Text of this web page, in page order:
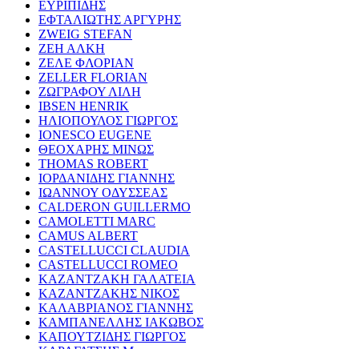
ΕΥΡΙΠΙΔΗΣ
ΕΦΤΑΛΙΩΤΗΣ ΑΡΓΥΡΗΣ
ZWEIG STEFAN
ΖΕΗ ΑΛΚΗ
ΖΕΛΕ ΦΛΟΡΙΑΝ
ZELLER FLORIAN
ΖΩΓΡΑΦΟΥ ΛΙΛΗ
IBSEN HENRIK
ΗΛΙΟΠΟΥΛΟΣ ΓΙΩΡΓΟΣ
IONESCO EUGENE
ΘΕΟΧΑΡΗΣ ΜΙΝΩΣ
THOMAS ROBERT
ΙΟΡΔΑΝΙΔΗΣ ΓΙΑΝΝΗΣ
ΙΩΑΝΝΟΥ ΟΔΥΣΣΕΑΣ
CALDERON GUILLERMO
CAMOLETTI MARC
CAMUS ALBERT
CASTELLUCCI CLAUDIA
CASTELLUCCI ROMEO
ΚΑΖΑΝΤΖΑΚΗ ΓΑΛΑΤΕΙΑ
ΚΑΖΑΝΤΖΑΚΗΣ ΝΙΚΟΣ
ΚΑΛΑΒΡΙΑΝΟΣ ΓΙΑΝΝΗΣ
ΚΑΜΠΑΝΕΛΛΗΣ ΙΑΚΩΒΟΣ
ΚΑΠΟΥΤΖΙΔΗΣ ΓΙΩΡΓΟΣ